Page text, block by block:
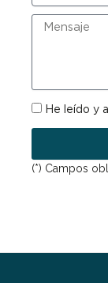
Mensaje
RGPDHe leído y
(*) Campos